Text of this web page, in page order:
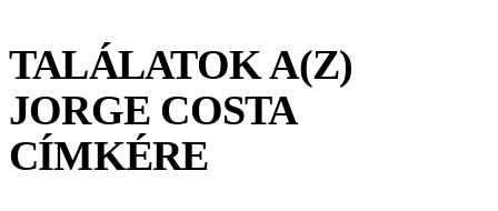
TALÁLATOK A(Z)
JORGE COSTA
CÍMKÉRE